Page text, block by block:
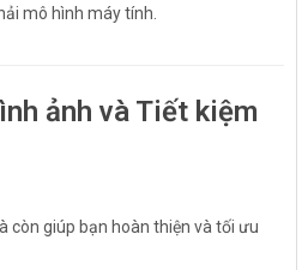
mô hình máy tính.
ảnh và Tiết kiệm
còn giúp bạn hoàn thiện và tối ưu